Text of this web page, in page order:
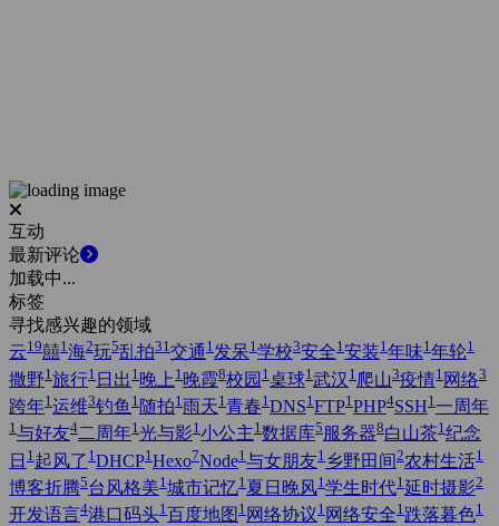
互动
最新评论
加载中...
标签
寻找感兴趣的领域
云19囍1海2玩5乱拍31交通 1发呆1学校3安全1安装1年味1年轮1
撒野1 旅行1 日出 1 晚上 1 晚霞8校园 1 桌球1 武汉 1 爬山3疫情1 网络3
跨年1 运维3钓鱼 1 随拍1 雨天1 青春1 DNS1 FTP1 PHP4SSH1 一周年
1 与好友4二周年1 光与影1 小公主1 数据库5 服务器8白山茶1 纪念
日 1 起风了 1 DHCP1 Hexo7Node1 与女朋友1 乡野田间 2农村生活1
博客折腾5台风格美1 城市记忆1 夏日晚风1 学生时代1 延时摄影2
开发语言4港口码头1 百度地图 1 网络协议1 网络安全1 跌落暮色1